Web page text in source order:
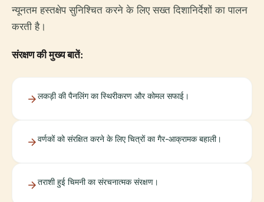
न्यूनतम हस्तक्षेप सुनिश्चित करने के लिए सख्त दिशानिर्देशों का पालन
करती है।
संरक्षण की मुख्य बातें:
लकड़ी की पैनलिंग का स्थिरीकरण और कोमल सफाई।
वर्णकों को संरक्षित करने के लिए चित्रों का गैर-आक्रामक बहाली।
तराशी हुई चिमनी का संरचनात्मक संरक्षण।